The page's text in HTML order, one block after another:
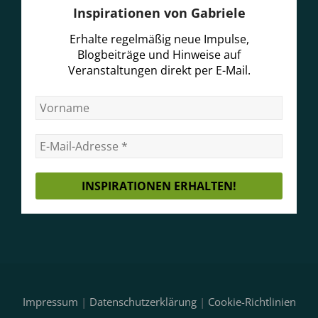
Inspirationen von Gabriele
Erhalte regelmäßig neue Impulse,
Blogbeiträge und Hinweise auf
Veranstaltungen direkt per E-Mail.
Impressum | Datenschutzerklärung| Cookie-Richtlinien